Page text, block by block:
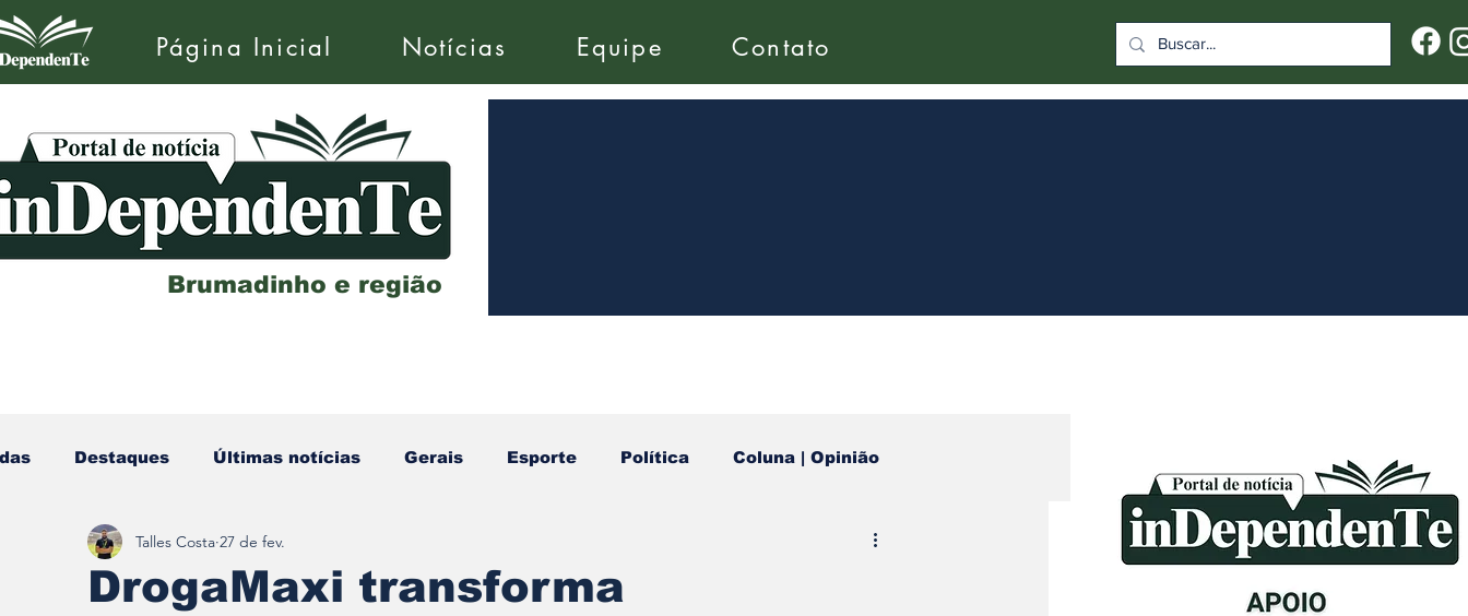
Página Inicial Notícias Equipe Contato
Brumadinho e região
Destaques Últimas notícias Gerais Esporte Política Coluna | Opinião
Redescobrindo Brumadinho
DrogaMaxi transforma
Talles Costa 27 de fev.